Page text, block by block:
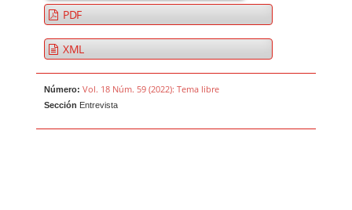
PDF
XML
Número: Vol. 18 Núm. 59 (2022): Tema libre
Sección Entrevista